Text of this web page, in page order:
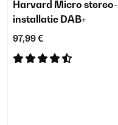
Harvard Micro stereo-
installatie DAB+
97,99 €